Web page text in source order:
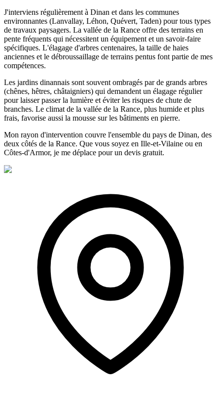
J'interviens régulièrement à Dinan et dans les communes
environnantes (Lanvallay, Léhon, Quévert, Taden) pour tous types
de travaux paysagers. La vallée de la Rance offre des terrains en
pente fréquents qui nécessitent un équipement et un savoir-faire
spécifiques. L'élagage d'arbres centenaires, la taille de haies
anciennes et le débroussaillage de terrains pentus font partie de mes
compétences.
Les jardins dinannais sont souvent ombragés par de grands arbres
(chênes, hêtres, châtaigniers) qui demandent un élagage régulier
pour laisser passer la lumière et éviter les risques de chute de
branches. Le climat de la vallée de la Rance, plus humide et plus
frais, favorise aussi la mousse sur les bâtiments en pierre.
Mon rayon d'intervention couvre l'ensemble du pays de Dinan, des
deux côtés de la Rance. Que vous soyez en Ille-et-Vilaine ou en
Côtes-d'Armor, je me déplace pour un devis gratuit.